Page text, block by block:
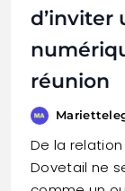
d’inviter
réunion
De la
Dovetail ne